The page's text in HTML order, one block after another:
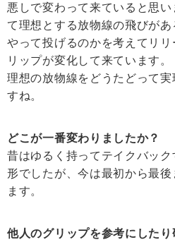
悪しで変わって来ていると思い
て理想とする放物線の飛びが
やって投げるのかを考えてリ
リップが変化して来ています。
理想の放物線をどうたどって
すね。
どこが一番変わりましたか？
昔はゆるく持ってテイクバッ
形でしたが、今は最初から最
ます。
他人のグリップを参考にした